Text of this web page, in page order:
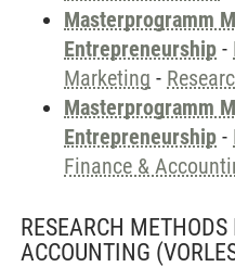
Masterprogramm
Entrepreneurship -
Marketing -
Masterprogramm
Entrepreneurship -
Finance &
RESEARCH
ACCOUNTING